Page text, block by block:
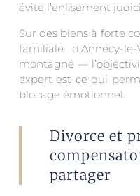
évite l’enlisement
Sur des biens à forte
familiale d’Annecy-
montagne —
expert est ce qui
blocage émotionnel.
Divorce et
partager